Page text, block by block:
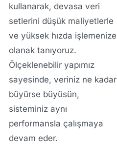
kullanarak, devasa veri
setlerini düşük maliyetlerle
ve yüksek hızda işlemenize
olanak tanıyoruz.
Ölçeklenebilir yapımız
sayesinde, veriniz ne kadar
büyürse büyüsün,
sisteminiz aynı
performansla çalışmaya
devam eder.